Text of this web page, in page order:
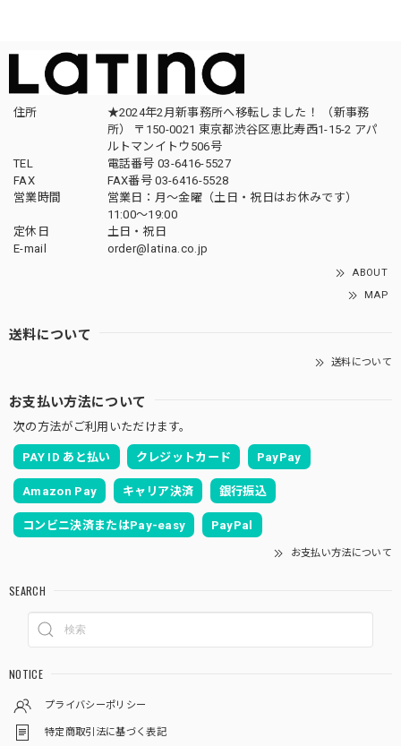
住所
★2024年2月新事務所へ移転しました！ （新事務
所） 〒150-0021 東京都渋谷区恵比寿西1-15-2 アパ
ルトマンイトウ506号
TEL
電話番号 03-6416-5527
FAX
FAX番号 03-6416-5528
営業時間
営業日：月〜金曜（土日・祝日はお休みです）
11:00〜19:00
定休日
土日・祝日
E-mail
order@latina.co.jp
ABOUT
MAP
送料について
送料について
お支払い方法について
次の方法がご利用いただけます。
PAY ID あと払い クレジットカード PayPay
Amazon Pay キャリア決済 銀行振込
コンビニ決済またはPay-easy PayPal
お支払い方法について
SEARCH
NOTICE
プライバシーポリシー
特定商取引法に基づく表記